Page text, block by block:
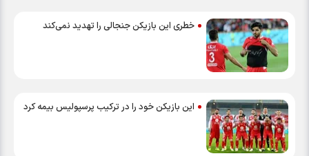
خطری این بازیکن جنجالی را تهدید نمی‌کند
این بازیکن خود را در ترکیب پرسپولیس بیمه کرد